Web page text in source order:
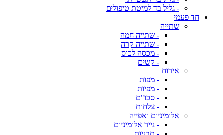
- גליל בד למיטת טיפולים
חד פעמי
שתייה
- שתייה חמה
- שתייה קרה
- מכסה לכוס
- קשים
אירוח
- מפות
- מפיות
- סכו"ם
- צלחות
אלומיניום ואפייה
- נייר אלומיניום
- תבניות